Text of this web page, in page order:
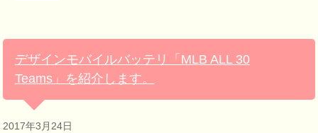
デザインモバイルバッテリ「MLB ALL 30
Teams」を紹介します。
2017年3月24日